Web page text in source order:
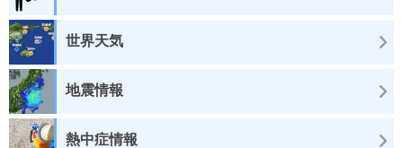
世界天気
地震情報
熱中症情報